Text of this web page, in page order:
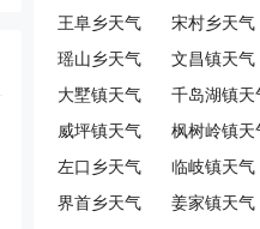
王阜乡天气
宋村乡天气
瑶山乡天气
文昌镇天气
大墅镇天气
千岛湖镇天
威坪镇天气
枫树岭镇天
左口乡天气
临岐镇天气
界首乡天气
姜家镇天气